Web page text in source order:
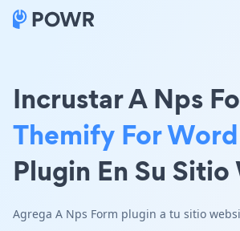
Incrustar A Nps
Themify For
Plugin En Su Sitio
Agrega A Nps Form plugin a tu sitio